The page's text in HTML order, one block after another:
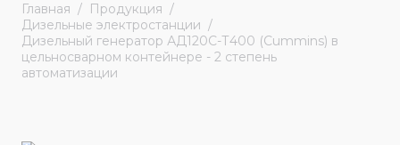
Главная
Продукция
Дизельные электростанции
Дизельный генератор АД120С-Т400 (Cummins) в
цельносварном контейнере - 2 степень
автоматизации